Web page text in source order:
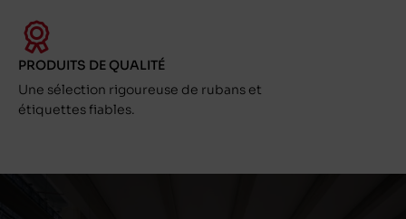
PRODUITS DE QUALITÉ
Une sélection rigoureuse de rubans et
étiquettes fiables.